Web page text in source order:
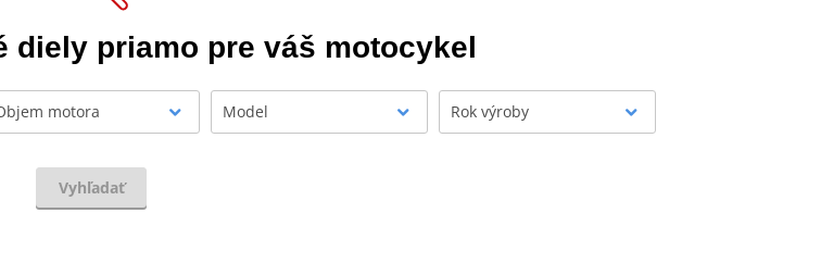
diely priamo pre váš motocykel
motora Model Rok výroby
Vyhľadať